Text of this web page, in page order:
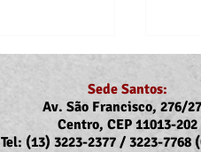
Sede Santos:
Av. São Francisco, 276/
Centro, CEP 11013-202
Tel: (13) 3223-2377 / 3223-7768